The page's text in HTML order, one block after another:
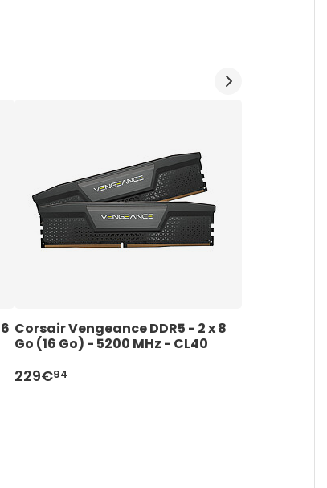
Corsair Vengeance DDR5 - 2 x 8
Go (16 Go) - 5200 MHz - CL40
229€94